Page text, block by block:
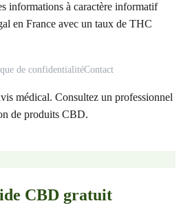
informations à caractère informatif
en France avec un taux de THC
de confidentialitéContact
médical. Consultez un professionnel
de produits CBD.
CBD gratuit